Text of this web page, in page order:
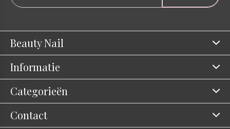
Beauty Nail
Informatie
Categorieën
Contact